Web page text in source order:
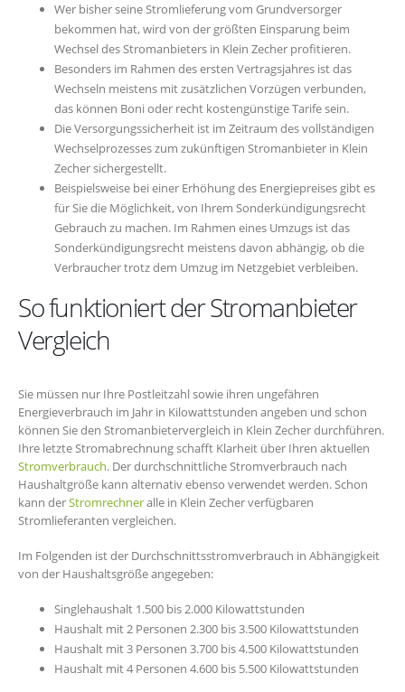
Wer bisher seine Stromlieferung vom Grundversorger
bekommen hat, wird von der größten Einsparung beim
Wechsel des Stromanbieters in Klein Zecher profitieren.
Besonders im Rahmen des ersten Vertragsjahres ist das
Wechseln meistens mit zusätzlichen Vorzügen verbunden,
das können Boni oder recht kostengünstige Tarife sein.
Die Versorgungssicherheit ist im Zeitraum des vollständigen
Wechselprozesses zum zukünftigen Stromanbieter in Klein
Zecher sichergestellt.
Beispielsweise bei einer Erhöhung des Energiepreises gibt es
für Sie die Möglichkeit, von Ihrem Sonderkündigungsrecht
Gebrauch zu machen. Im Rahmen eines Umzugs ist das
Sonderkündigungsrecht meistens davon abhängig, ob die
Verbraucher trotz dem Umzug im Netzgebiet verbleiben.
So funktioniert der Stromanbieter
Vergleich
Sie müssen nur Ihre Postleitzahl sowie ihren ungefähren
Energieverbrauch im Jahr in Kilowattstunden angeben und schon
können Sie den Stromanbietervergleich in Klein Zecher durchführen.
Ihre letzte Stromabrechnung schafft Klarheit über Ihren aktuellen
Stromverbrauch. Der durchschnittliche Stromverbrauch nach
Haushaltgröße kann alternativ ebenso verwendet werden. Schon
kann derStromrechneralle in Klein Zecher verfügbaren
Stromlieferanten vergleichen.
Im Folgenden ist der Durchschnittsstromverbrauch in Abhängigkeit
von der Haushaltsgröße angegeben:
Singlehaushalt 1.500 bis 2.000 Kilowattstunden
Haushalt mit 2 Personen 2.300 bis 3.500 Kilowattstunden
Haushalt mit 3 Personen 3.700 bis 4.500 Kilowattstunden
Haushalt mit 4 Personen 4.600 bis 5.500 Kilowattstunden